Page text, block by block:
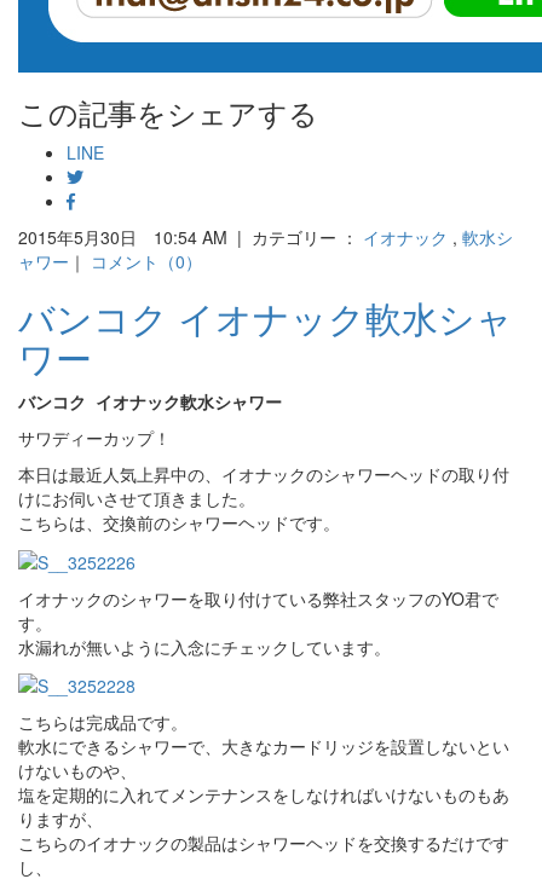
この記事をシェアする
LINE
2015年5月30日 10:54 AM | カテゴリー ： イオナック , 軟水シ
ャワー ｜ コメント（0）
バンコク イオナック軟水シャ
ワー
バンコク イオナック軟水シャワー
サワディーカップ！
本日は最近人気上昇中の、イオナックのシャワーヘッドの取り付
けにお伺いさせて頂きました。
こちらは、交換前のシャワーヘッドです。
イオナックのシャワーを取り付けている弊社スタッフのYO君で
す。
水漏れが無いように入念にチェックしています。
こちらは完成品です。
軟水にできるシャワーで、大きなカードリッジを設置しないとい
けないものや、
塩を定期的に入れてメンテナンスをしなければいけないものもあ
りますが、
こちらのイオナックの製品はシャワーヘッドを交換するだけです
し、